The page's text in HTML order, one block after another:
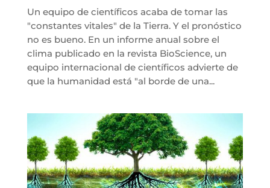
Un equipo de científicos acaba de tomar las
"constantes vitales" de la Tierra. Y el pronóstico
no es bueno. En un informe anual sobre el
clima publicado en la revista BioScience, un
equipo internacional de científicos advierte de
que la humanidad está "al borde de una...